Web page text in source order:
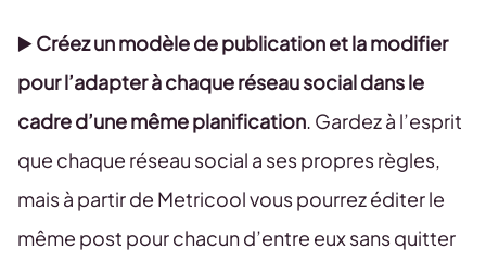
▶️Créez un modèle de publication et la modifier
pour l’adapter à chaque réseau social dans le
cadre d’une même planification. Gardez à l’esprit
que chaque réseau social a ses propres règles,
mais à partir de Metricool vous pourrez éditer le
même post pour chacun d’entre eux sans quitter